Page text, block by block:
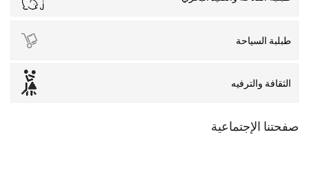
طبلبة السياحة
الثقافة والترفيه
صفحتنا الإجتماعية